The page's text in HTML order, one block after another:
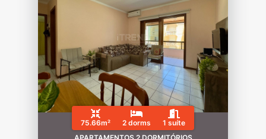
75.66m² 2 dorms
1 suíte